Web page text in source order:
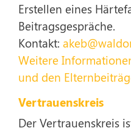
Erstellen eines
Beitragsgespräche.
Kontakt:
Weitere
und den
Vertrauenskreis
Der Vertrauenskreis